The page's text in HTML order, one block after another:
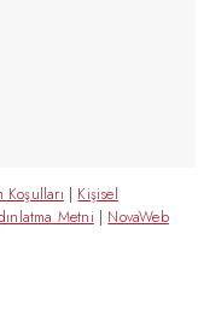
Koşulları
Kişisel
Metni
NovaWeb